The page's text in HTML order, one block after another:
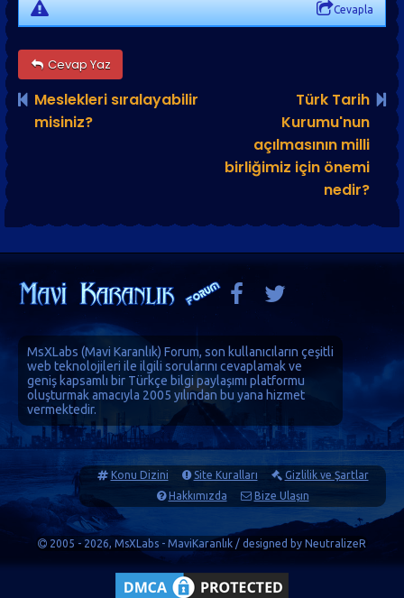
Cevapla
Cevap Yaz
Meslekleri sıralayabilir
misiniz?
Türk Tarih
Kurumu'nun
açılmasının milli
birliğimiz için önemi
nedir?
MsXLabs (Mavi Karanlık) Forum, son kullanıcıların çeşitli
web teknolojileri ile ilgili sorularını cevaplamak ve
geniş kapsamlı bir Türkçe bilgi paylaşımı platformu
oluşturmak amacıyla 2005 yılından bu yana hizmet
vermektedir.
Konu Dizini Site Kuralları
Gizlilik ve Şartlar
Hakkımızda
Bize Ulaşın
2005 - 2026, MsXLabs - MaviKaranlık / designed by NeutralizeR